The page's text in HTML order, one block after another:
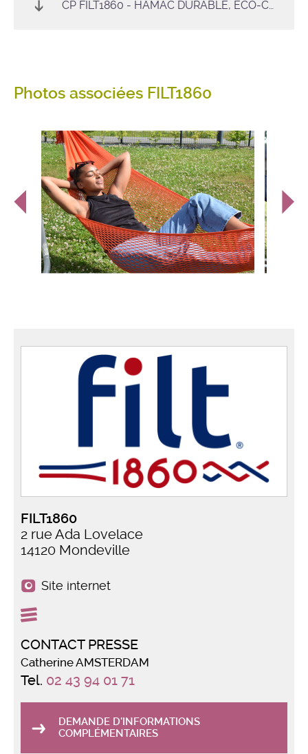
CP FILT1860 - HAMAC DURABLE, ÉCO-CONÇU
Photos associées FILT1860
FILT1860
2 rue Ada Lovelace
14120 Mondeville
Site internet
CONTACT PRESSE
Catherine AMSTERDAM
Tel. 02 43 94 01 71
DEMANDE D'INFORMATIONS
COMPLÉMENTAIRES